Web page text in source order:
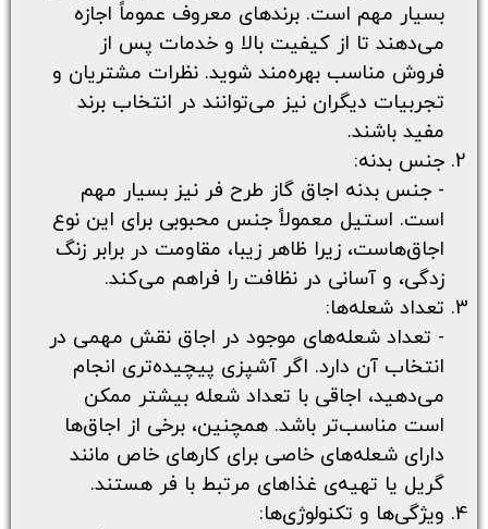
بسیار مهم است. برندهای معروف عموماً اجازه
می‌دهند تا از کیفیت بالا و خدمات پس از
فروش مناسب بهره‌مند شوید. نظرات مشتریان و
تجربیات دیگران نیز می‌توانند در انتخاب برند
مفید باشند.
جنس بدنه:
- جنس بدنه اجاق گاز طرح فر نیز بسیار مهم
است. استیل معمولاً جنس محبوبی برای این نوع
اجاق‌هاست، زیرا ظاهر زیبا، مقاومت در برابر زنگ
زدگی، و آسانی در نظافت را فراهم می‌کند.
تعداد شعله‌ها:
- تعداد شعله‌های موجود در اجاق نقش مهمی در
انتخاب آن دارد. اگر آشپزی پیچیده‌تری انجام
می‌دهید، اجاقی با تعداد شعله بیشتر ممکن
است مناسب‌تر باشد. همچنین، برخی از اجاق‌ها
دارای شعله‌های خاصی برای کارهای خاص مانند
گریل یا تهیه‌ی غذاهای مرتبط با فر هستند.
ویژگی‌ها و تکنولوژی‌ها: